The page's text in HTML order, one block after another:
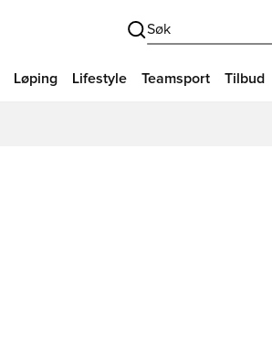
Søk
Løping Lifestyle Teamsport Tilbud